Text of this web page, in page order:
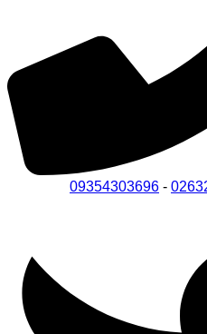
-
09354303696